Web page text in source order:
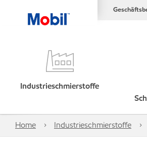
Industrieschmierstoffe
Home Industrieschmierstoffe